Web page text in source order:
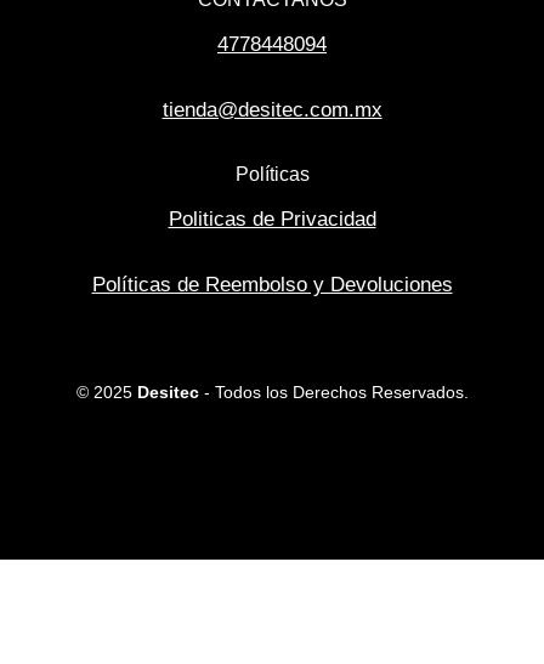
4778448094
tienda@desitec.com.mx
Políticas
Politicas de Privacidad
Políticas de Reembolso y Devoluciones
© 2025 Desitec- Todos los Derechos Reservados.